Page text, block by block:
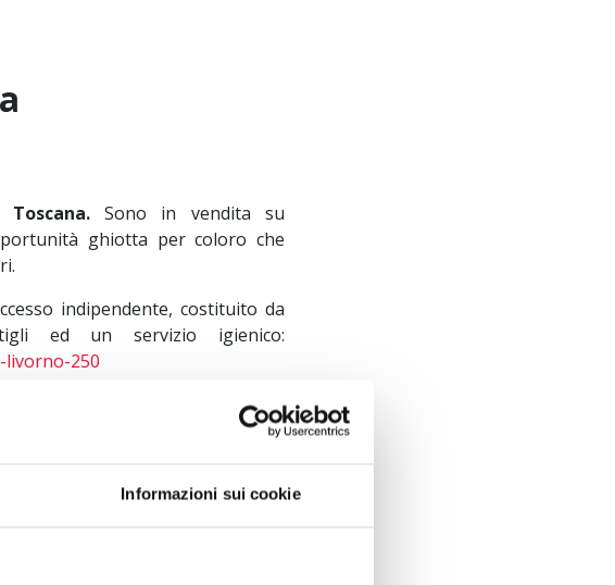
Informazioni sui cookie
Toscana.Sono in vendita su
ghiotta per coloro che
indipendente, costituito da
ed un servizio igienico:
250
ad uso ripostiglio di circa mq 15
vicino al mare:
ideale per conservare oggetti,
magazzino-asta-san-vincenzo-
a